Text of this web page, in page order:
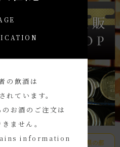
の飲酒は
れています。
お酒のご注文は
ません。
information